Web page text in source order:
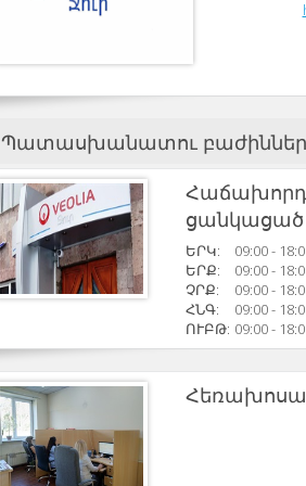
Պատասխանատու
ցանկացած
ԵՐԿ:
09:00 -
ԵՐՔ:
09:00 -
ՉՐՔ:
09:00 -
ՀՆԳ:
09:00 -
ՈՒԲԹ: 09:00 -